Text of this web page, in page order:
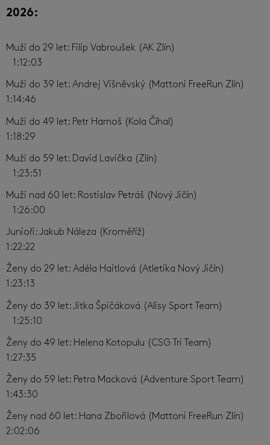
2026:
Muži do 29 let: Filip Vabroušek (AK Zlín)
1:12:03
Muži do 39 let: Andrej Višněvský (Mattoni FreeRun Zlín)
1:14:46
Muži do 49 let: Petr Harnoš (Kola Číhal)
1:18:29
Muži do 59 let: David Lavička (Zlín)
1:23:51
Muži nad 60 let: Rostislav Petráš (Nový Jičín)
1:26:00
Junioři: Jakub Náleza (Kroměříž)
1:22:22
Ženy do 29 let: Adéla Haitlová (Atletika Nový Jičín)
1:23:13
Ženy do 39 let: Jitka Špičáková (Alisy Sport Team)
1:25:10
Ženy do 49 let: Helena Kotopulu (CSG Tri Team)
1:27:35
Ženy do 59 let: Petra Macková (Adventure Sport Team)
1:43:30
Ženy nad 60 let: Hana Zbořilová (Mattoni FreeRun Zlín)
2:02:06